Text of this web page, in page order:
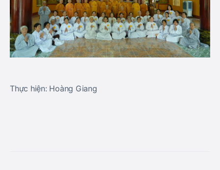
Thực hiện: Hoàng Giang